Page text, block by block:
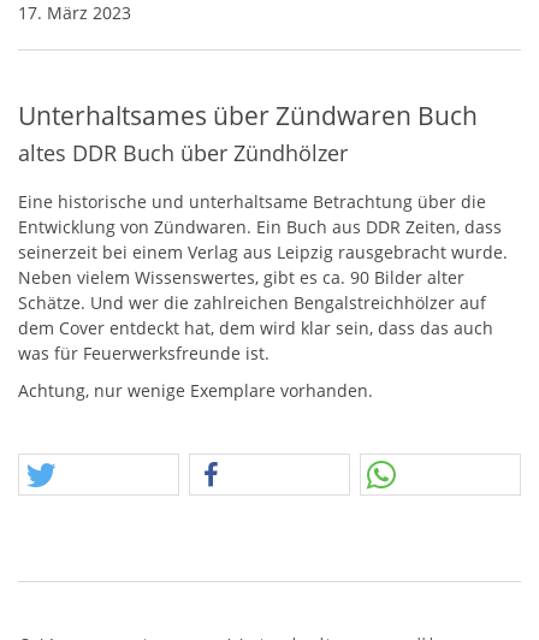
17. März 2023
Unterhaltsames über Zündwaren Buch
altes DDR Buch über Zündhölzer
Eine historische und unterhaltsame Betrachtung über die
Entwicklung von Zündwaren. Ein Buch aus DDR Zeiten, dass
seinerzeit bei einem Verlag aus Leipzig rausgebracht wurde.
Neben vielem Wissenswertes, gibt es ca. 90 Bilder alter
Schätze. Und wer die zahlreichen Bengalstreichhölzer auf
dem Cover entdeckt hat, dem wird klar sein, dass das auch
was für Feuerwerksfreunde ist.
Achtung, nur wenige Exemplare vorhanden.